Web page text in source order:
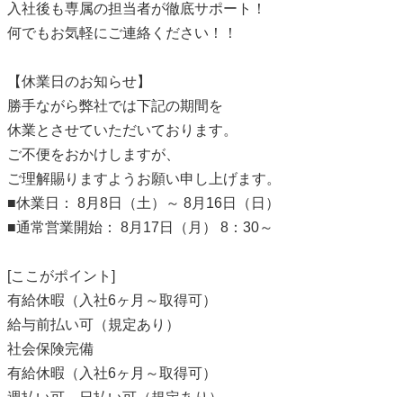
入社後も専属の担当者が徹底サポート！
何でもお気軽にご連絡ください！！
【休業日のお知らせ】
勝手ながら弊社では下記の期間を
休業とさせていただいております。
ご不便をおかけしますが、
ご理解賜りますようお願い申し上げます。
■休業日： 8月8日（土）～ 8月16日（日）
■通常営業開始： 8月17日（月） 8：30～
[ここがポイント]
有給休暇（入社6ヶ月～取得可）
給与前払い可（規定あり）
社会保険完備
有給休暇（入社6ヶ月～取得可）